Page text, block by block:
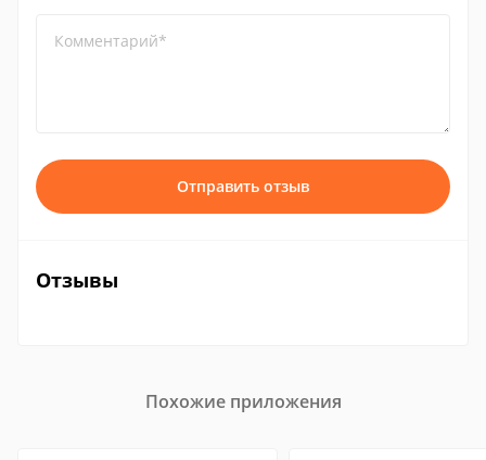
Комментарий*
Отправить отзыв
Отзывы
Похожие приложения